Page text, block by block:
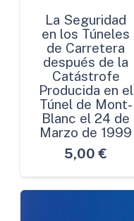
La Seguridad
en los Túneles
de Carretera
después de la
Catástrofe
Producida en el
Túnel de Mont-
Blanc el 24 de
Marzo de 1999
5,00 €